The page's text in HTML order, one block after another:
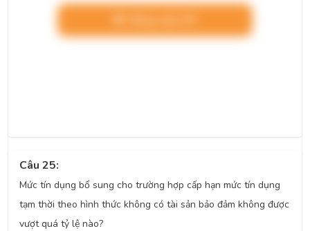
Câu 25:
Mức tín dụng bổ sung cho trường hợp cấp hạn mức tín dụng
tạm thời theo hình thức không có tài sản bảo đảm không được
vượt quá tỷ lệ nào?